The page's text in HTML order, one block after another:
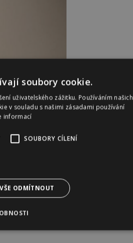
soubory cookie.
uživatelského zážitku. Používáním našich
v souladu s našimi zásadami používání
informací
SOUBORY CÍLENÍ
VŠE ODMÍTNOUT